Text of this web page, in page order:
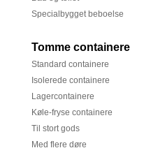
Specialbygget beboelse
Tomme containere
Standard containere
Isolerede containere
Lagercontainere
Køle-fryse containere
Til stort gods
Med flere døre